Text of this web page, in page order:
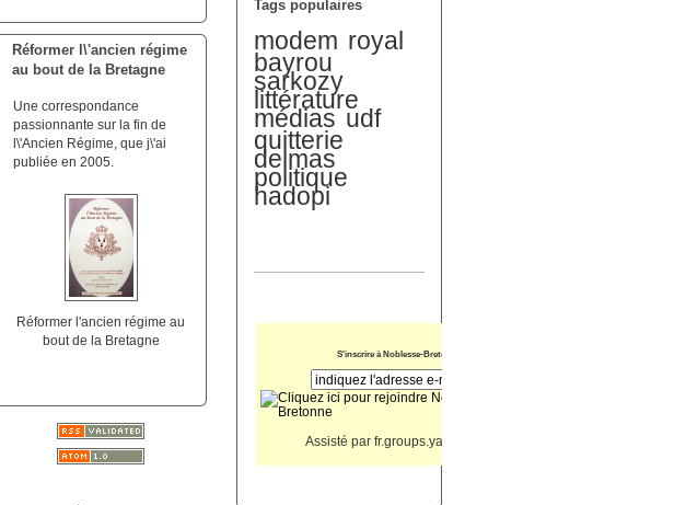
Tags populaires
modem royal
bayrou
sarkozy
littérature
médias udf
quitterie
delmas
politique
hadopi
S'inscrire à Noblesse-Bretonne
Assisté par fr.groups.yahoo.com
Réformer l\'ancien régime
au bout de la Bretagne
Une correspondance
passionnante sur la fin de
l\'Ancien Régime, que j\'ai
publiée en 2005.
Réformer l'ancien régime au
bout de la Bretagne